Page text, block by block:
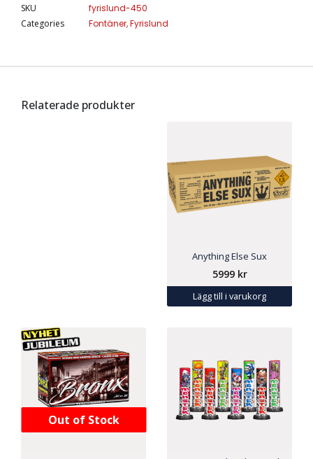
SKU
fyrislund-450
Categories
Fontäner,Fyrislund
Relaterade produkter
Anything Else Sux
5999 kr
Lägg till i varukorg
Out of Stock